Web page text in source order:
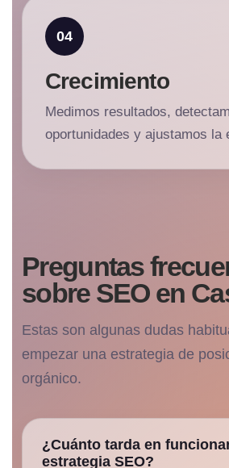
Crecimiento
Medimos resultados,
oportunidades y ajustamos la
Preguntas
sobre SEO en
Estas son algunas dudas
empezar una estrategia de
orgánico.
¿Cuánto tarda en
estrategia SEO?